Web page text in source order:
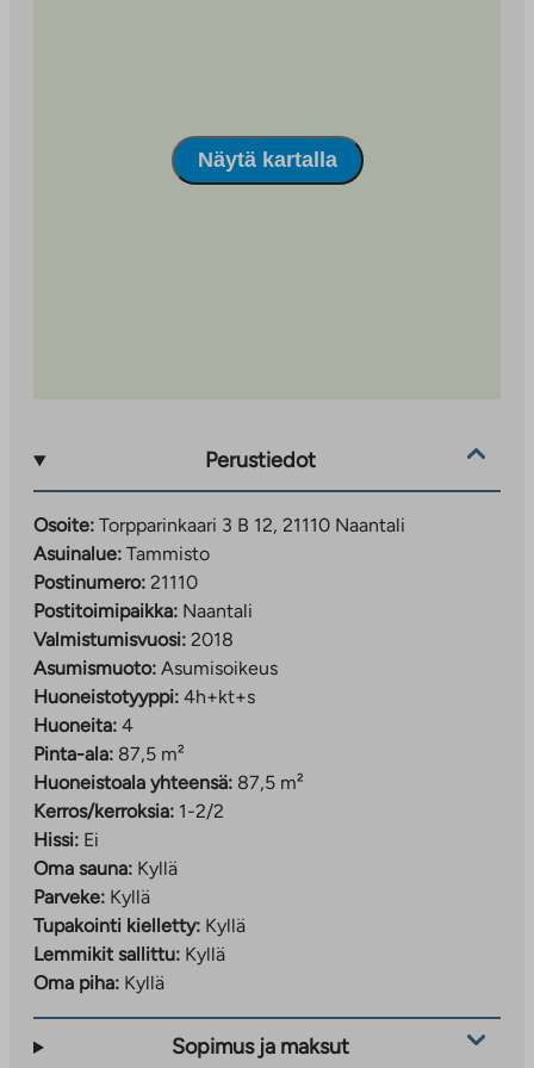
Näytä kartalla
Perustiedot
Osoite: Torpparinkaari 3 B 12, 21110 Naantali
Asuinalue: Tammisto
Postinumero: 21110
Postitoimipaikka: Naantali
Valmistumisvuosi: 2018
Asumismuoto: Asumisoikeus
Huoneistotyyppi: 4h+kt+s
Huoneita: 4
Pinta-ala: 87,5 m²
Huoneistoala yhteensä: 87,5 m²
Kerros/kerroksia: 1-2/2
Hissi: Ei
Oma sauna: Kyllä
Parveke: Kyllä
Tupakointi kielletty: Kyllä
Lemmikit sallittu: Kyllä
Oma piha: Kyllä
Sopimus ja maksut